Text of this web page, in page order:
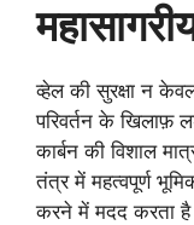
व्हेल की सुरक्षा न
परिवर्तन के खिलाफ़
कार्बन की विशाल
तंत्र में महत्वपूर्ण
करने में मदद करता